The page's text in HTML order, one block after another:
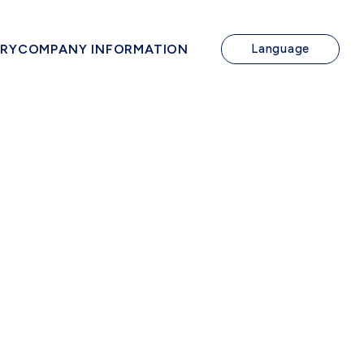
COMPANY INFORMATION Language